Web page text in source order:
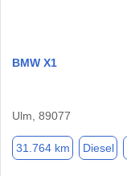
BMW X1
Ulm, 89077
31.764 km Diesel